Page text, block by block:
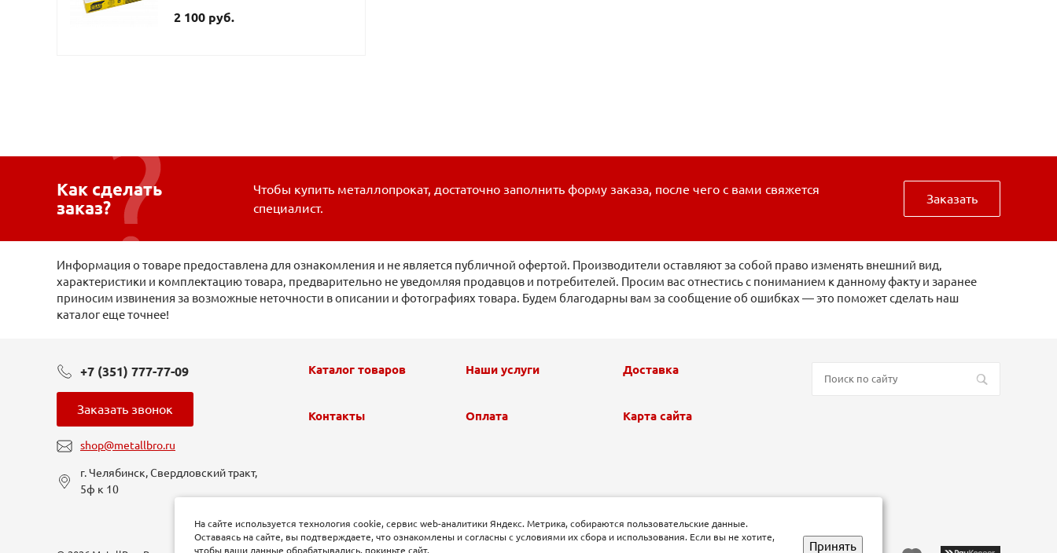
2 100 руб.
Как сделать
заказ?
Чтобы купить металлопрокат, достаточно заполнить форму заказа, после чего с вами свяжется
специалист.
Заказать
Информация о товаре предоставлена для ознакомления и не является публичной офертой. Производители оставляют за собой право изменять внешний вид,
характеристики и комплектацию товара, предварительно не уведомляя продавцов и потребителей. Просим вас отнестись с пониманием к данному факту и заранее
приносим извинения за возможные неточности в описании и фотографиях товара. Будем благодарны вам за сообщение об ошибках — это поможет сделать наш
каталог еще точнее!
+7 (351) 777-77-09
Заказать звонок
shop@metallbro.ru
г. Челябинск, Свердловский тракт,
5ф к 10
Каталог товаров Наши услуги Доставка
Контакты Оплата Карта сайта
На сайте используется технология cookie, сервис web-аналитики Яндекс. Метрика, собираются пользовательские данные.
Оставаясь на сайте, вы подтверждаете, что ознакомлены и согласны с условиями их сбора и использования. Если вы не хотите,
чтобы ваши данные обрабатывались, покиньте сайт.
Принять